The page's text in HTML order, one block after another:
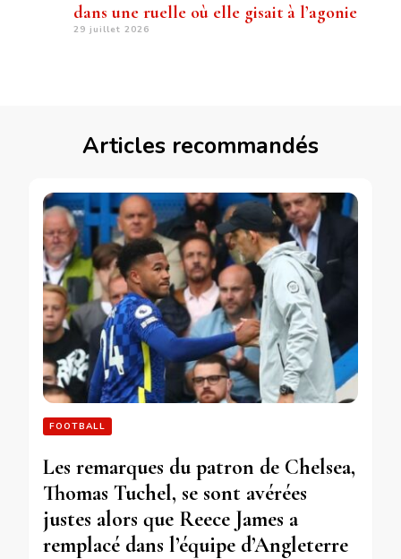
dans une ruelle où elle gisait à l’agonie
29 juillet 2026
Articles recommandés
FOOTBALL
Les remarques du patron de Chelsea,
Thomas Tuchel, se sont avérées
justes alors que Reece James a
remplacé dans l’équipe d’Angleterre